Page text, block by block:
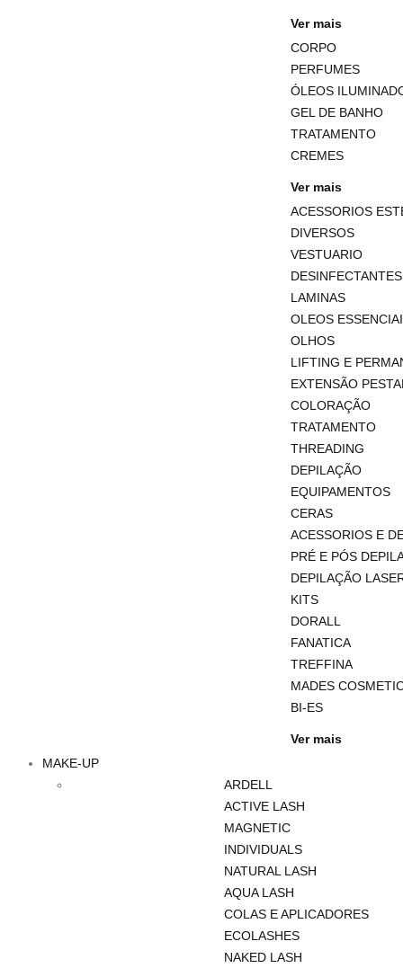
Ver mais
CORPO
PERFUMES
ÓLEOS
GEL DE BANHO
TRATAMENTO
CREMES
Ver mais
ACESSORIOS
DIVERSOS
VESTUARIO
LAMINAS
OLEOS
OLHOS
LIFTING E
EXTENSÃO
COLORAÇÃO
TRATAMENTO
THREADING
DEPILAÇÃO
EQUIPAMENTOS
CERAS
ACESSORIOS E
PRÉ E PÓS
DEPILAÇÃO
KITS
DORALL
FANATICA
TREFFINA
MADES
BI-ES
Ver mais
MAKE-UP
ARDELL
ACTIVE LASH
MAGNETIC
INDIVIDUALS
NATURAL LASH
AQUA LASH
COLAS E APLICADORES
ECOLASHES
NAKED LASH